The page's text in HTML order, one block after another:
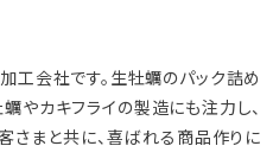
会社です。生牡蠣のパック詰め
やカキフライの製造にも注力し、
さまと共に、喜ばれる商品作りに